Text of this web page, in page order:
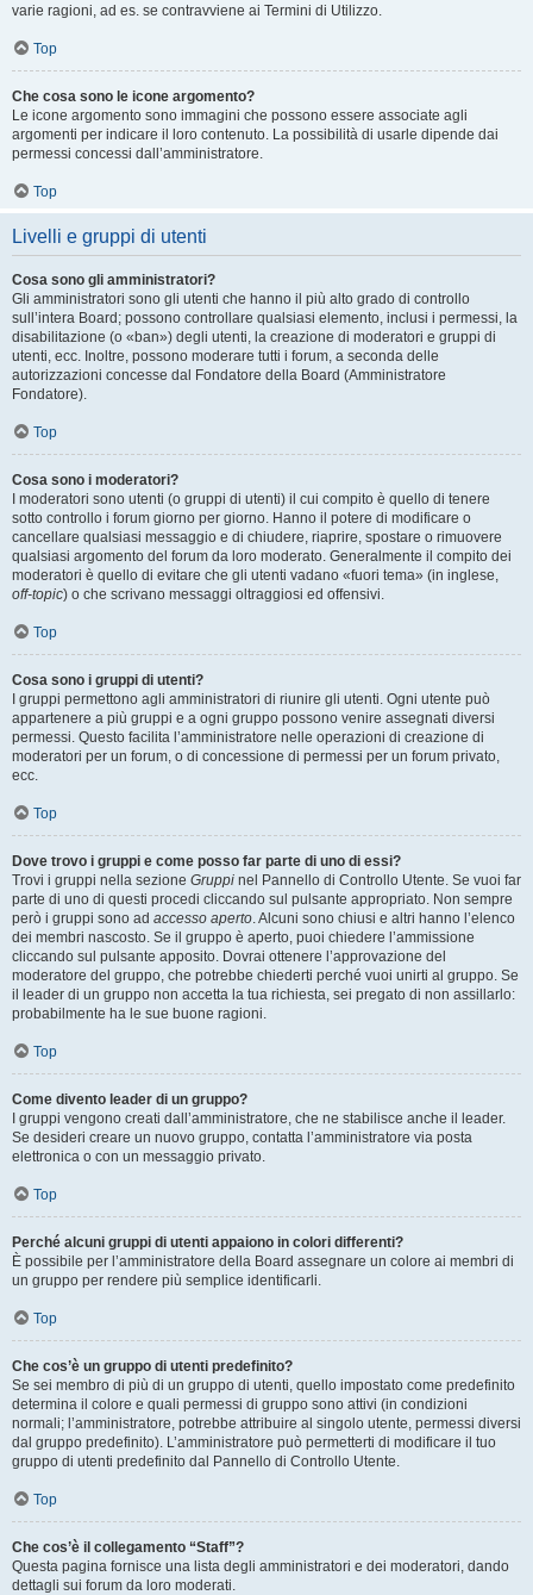
varie ragioni, ad es. se contravviene ai Termini di Utilizzo.
Top
Che cosa sono le icone argomento?
Le icone argomento sono immagini che possono essere associate agli
argomenti per indicare il loro contenuto. La possibilità di usarle dipende dai
permessi concessi dall’amministratore.
Top
Livelli e gruppi di utenti
Cosa sono gli amministratori?
Gli amministratori sono gli utenti che hanno il più alto grado di controllo
sull’intera Board; possono controllare qualsiasi elemento, inclusi i permessi, la
disabilitazione (o «ban») degli utenti, la creazione di moderatori e gruppi di
utenti, ecc. Inoltre, possono moderare tutti i forum, a seconda delle
autorizzazioni concesse dal Fondatore della Board (Amministratore
Fondatore).
Top
Cosa sono i moderatori?
I moderatori sono utenti (o gruppi di utenti) il cui compito è quello di tenere
sotto controllo i forum giorno per giorno. Hanno il potere di modificare o
cancellare qualsiasi messaggio e di chiudere, riaprire, spostare o rimuovere
qualsiasi argomento del forum da loro moderato. Generalmente il compito dei
moderatori è quello di evitare che gli utenti vadano «fuori tema» (in inglese,
off-topic) o che scrivano messaggi oltraggiosi ed offensivi.
Top
Cosa sono i gruppi di utenti?
I gruppi permettono agli amministratori di riunire gli utenti. Ogni utente può
appartenere a più gruppi e a ogni gruppo possono venire assegnati diversi
permessi. Questo facilita l’amministratore nelle operazioni di creazione di
moderatori per un forum, o di concessione di permessi per un forum privato,
ecc.
Top
Dove trovo i gruppi e come posso far parte di uno di essi?
Trovi i gruppi nella sezione Gruppi nel Pannello di Controllo Utente. Se vuoi far
parte di uno di questi procedi cliccando sul pulsante appropriato. Non sempre
però i gruppi sono ad accesso aperto. Alcuni sono chiusi e altri hanno l’elenco
dei membri nascosto. Se il gruppo è aperto, puoi chiedere l’ammissione
cliccando sul pulsante apposito. Dovrai ottenere l’approvazione del
moderatore del gruppo, che potrebbe chiederti perché vuoi unirti al gruppo. Se
il leader di un gruppo non accetta la tua richiesta, sei pregato di non assillarlo:
probabilmente ha le sue buone ragioni.
Top
Come divento leader di un gruppo?
I gruppi vengono creati dall’amministratore, che ne stabilisce anche il leader.
Se desideri creare un nuovo gruppo, contatta l’amministratore via posta
elettronica o con un messaggio privato.
Top
Perché alcuni gruppi di utenti appaiono in colori differenti?
È possibile per l’amministratore della Board assegnare un colore ai membri di
un gruppo per rendere più semplice identificarli.
Top
Che cos’è un gruppo di utenti predefinito?
Se sei membro di più di un gruppo di utenti, quello impostato come predefinito
determina il colore e quali permessi di gruppo sono attivi (in condizioni
normali; l’amministratore, potrebbe attribuire al singolo utente, permessi diversi
dal gruppo predefinito). L’amministratore può permetterti di modificare il tuo
gruppo di utenti predefinito dal Pannello di Controllo Utente.
Top
Che cos’è il collegamento “Staff”?
Questa pagina fornisce una lista degli amministratori e dei moderatori, dando
dettagli sui forum da loro moderati.